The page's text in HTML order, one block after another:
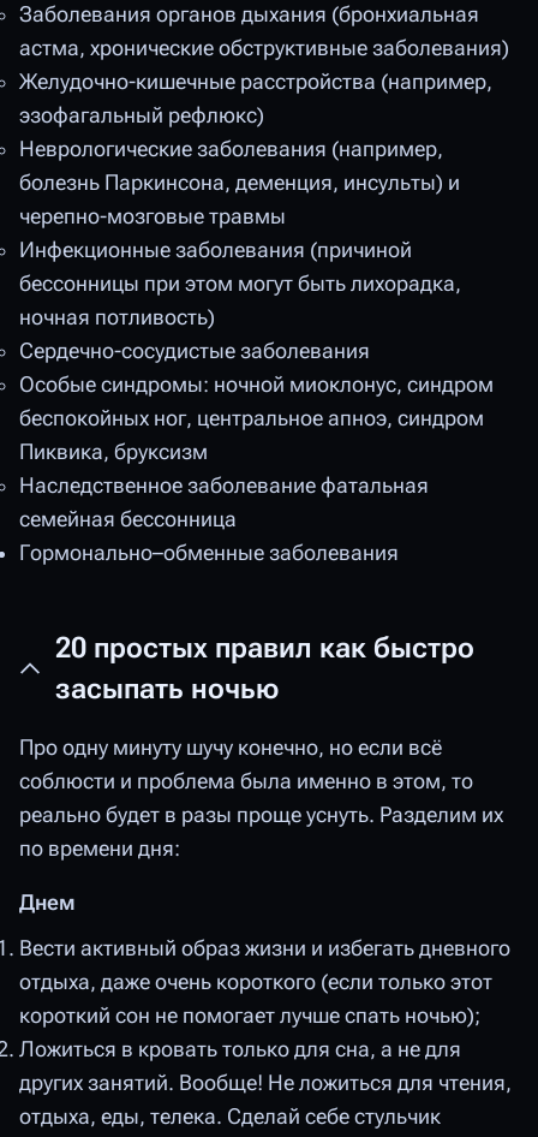
Заболевания органов дыхания (бронхиальная
астма, хронические обструктивные заболевания)
Желудочно-кишечные расстройства (например,
эзофагальный рефлюкс)
Неврологические заболевания (например,
болезнь Паркинсона, деменция, инсульты) и
черепно-мозговые травмы
Инфекционные заболевания (причиной
бессонницы при этом могут быть лихорадка,
ночная потливость)
Сердечно-сосудистые заболевания
Особые синдромы: ночной миоклонус, синдром
беспокойных ног, центральное апноэ, синдром
Пиквика, бруксизм
Наследственное заболевание фатальная
семейная бессонница
Гормонально–обменные заболевания
20 простых правил как быстро
засыпать ночью
Про одну минуту шучу конечно, но если всё
соблюсти и проблема была именно в этом, то
реально будет в разы проще уснуть. Разделим их
по времени дня:
Днем
Вести активный образ жизни и избегать дневного
отдыха, даже очень короткого (если только этот
короткий сон не помогает лучше спать ночью);
Ложиться в кровать только для сна, а не для
других занятий. Вообще! Не ложиться для чтения,
отдыха, еды, телека. Сделай себе стульчик